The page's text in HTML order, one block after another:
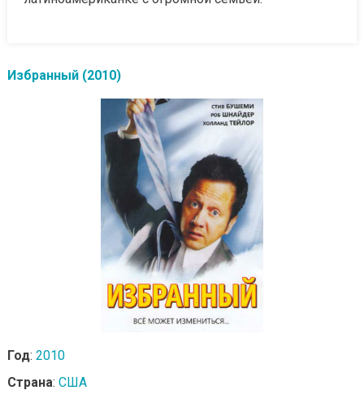
Избранный (2010)
Год: 2010
Страна: США